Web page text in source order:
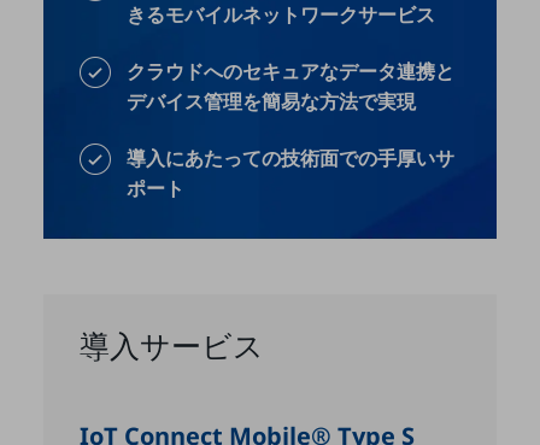
ニュースリリース
地域からの発表
社外からの評価実績
サステナビリティ基本方針
ダイバーシティ
きるモバイルネットワークサービス
クラウドへのセキュアなデータ連携と
デバイス管理を簡易な方法で実現
導入にあたっての技術面での手厚いサ
ポート
導入サービス
IoT Connect Mobile® Type S